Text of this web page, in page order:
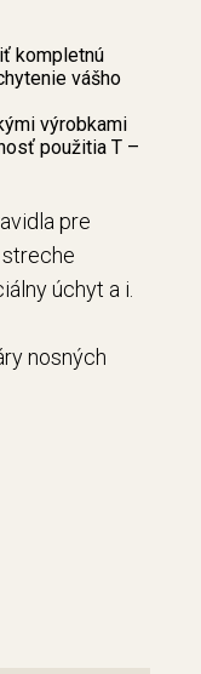
kompletnú
vášho
výrobkami
použitia T –
pre
úchyt a i.
nosných